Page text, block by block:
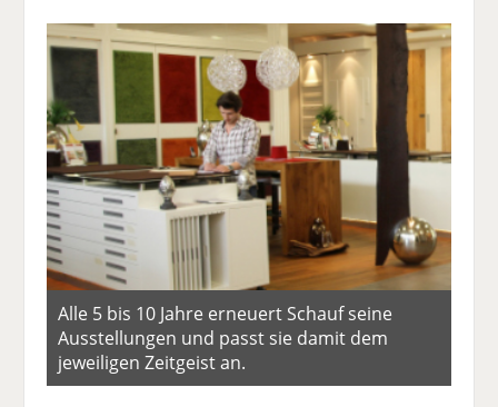
Alle 5 bis 10 Jahre erneuert Schauf seine
Ausstellungen und passt sie damit dem
jeweiligen Zeitgeist an.